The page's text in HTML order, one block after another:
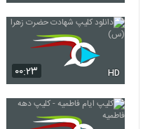
۰۰:۲۳ HD